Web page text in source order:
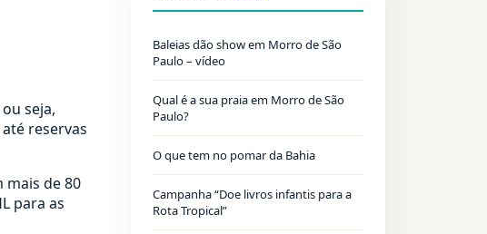
seja,
reservas
mais de 80
para as
Baleias dão show em Morro de São
Paulo – vídeo
Qual é a sua praia em Morro de São
Paulo?
O que tem no pomar da Bahia
Campanha “Doe livros infantis para a
Rota Tropical”